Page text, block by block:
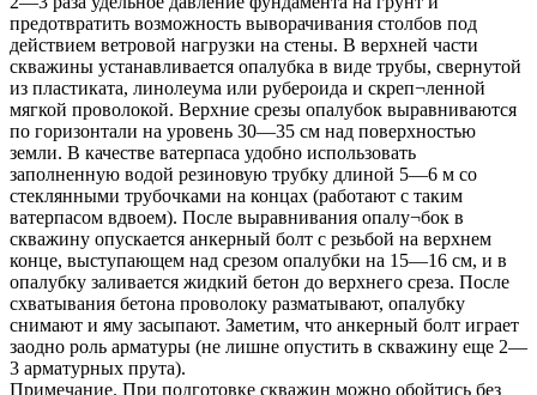
предотвратить возможность выворачивания столбов под
действием ветровой нагрузки на стены. В верхней части
скважины устанавливается опалубка в виде трубы, свернутой
из пластиката, линолеума или рубероида и скреп¬ленной
мягкой проволокой. Верхние срезы опалубок выравниваются
по горизонтали на уровень 30—35 см над поверхностью
земли. В качестве ватерпаса удобно использовать
заполненную водой резиновую трубку длиной 5—6 м со
стеклянными трубочками на концах (работают с таким
ватерпасом вдвоем). После выравнивания опалу¬бок в
скважину опускается анкерный болт с резьбой на верхнем
конце, выступающем над срезом опалубки на 15—16 см, и в
опалубку заливается жидкий бетон до верхнего среза. После
схватывания бетона проволоку разматывают, опалубку
снимают и яму засыпают. Заметим, что анкерный болт играет
заодно роль арматуры (не лишне опустить в скважину еще 2—
3 арматурных прута).
Примечание. При подготовке скважин можно обойтись без